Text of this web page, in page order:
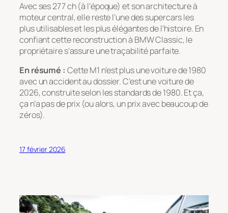
Avec ses 277 ch (à l’époque) et son architecture à
moteur central, elle reste l’une des supercars les
plus utilisables et les plus élégantes de l’histoire. En
confiant cette reconstruction à BMW Classic, le
propriétaire s’assure une traçabilité parfaite.
En résumé : Cette M1 n’est plus une voiture de 1980
avec un accident au dossier. C’est une voiture de
2026, construite selon les standards de 1980. Et ça,
ça n’a pas de prix (ou alors, un prix avec beaucoup de
zéros).
17 février 2026